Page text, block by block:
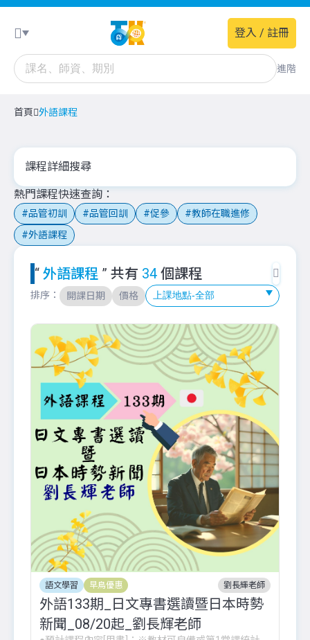
進階
登入 / 註冊
首頁 外語課程
課程詳細搜尋
熱門課程快速查詢
品管初訓 品管回訓 促參
教師在職進修
外語課程
“ 外語課程 ” 共有 34 個課程
排序： 開課日期 價格
語文學習 早鳥優惠 劉長輝老師
外語133期_日文專書選讀暨日本時勢
新聞_08/20起_劉長輝老師